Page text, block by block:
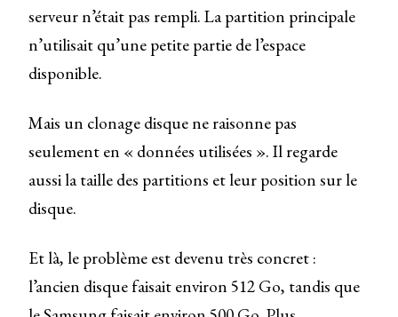
serveur n’était pas rempli. La partition principale
n’utilisait qu’une petite partie de l’espace
disponible.
Mais un clonage disque ne raisonne pas
seulement en « données utilisées ». Il regarde
aussi la taille des partitions et leur position sur le
disque.
Et là, le problème est devenu très concret :
l’ancien disque faisait environ 512 Go, tandis que